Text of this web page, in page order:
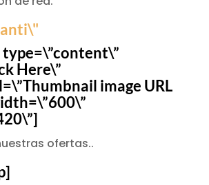
type=\”content\”
Here\”
image URL
ofertas..